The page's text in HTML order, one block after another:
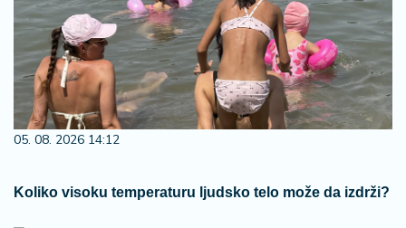
05. 08. 2026 14:12
Koliko visoku temperaturu ljudsko telo može da izdrži?